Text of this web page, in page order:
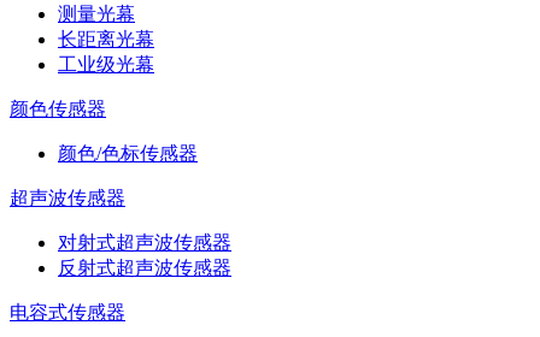
测量光幕
长距离光幕
工业级光幕
颜色传感器
颜色/色标传感器
超声波传感器
对射式超声波传感器
反射式超声波传感器
电容式传感器